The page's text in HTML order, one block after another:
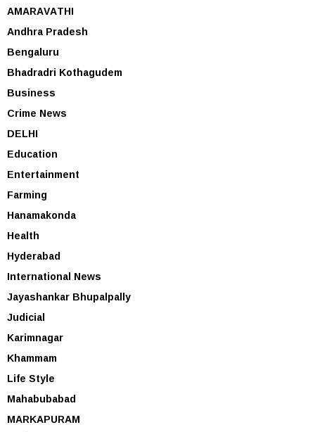
AMARAVATHI
Andhra Pradesh
Bengaluru
Bhadradri Kothagudem
Business
Crime News
DELHI
Education
Entertainment
Farming
Hanamakonda
Health
Hyderabad
International News
Jayashankar Bhupalpally
Judicial
Karimnagar
Khammam
Life Style
Mahabubabad
MARKAPURAM